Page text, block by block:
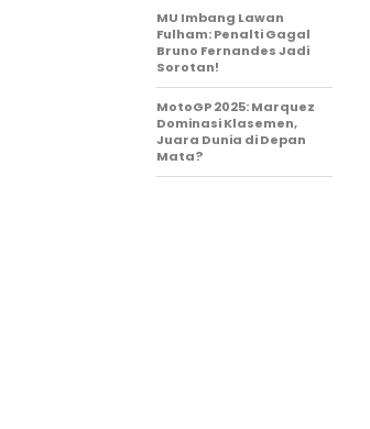
MU Imbang Lawan
Fulham: Penalti Gagal
Bruno Fernandes Jadi
Sorotan!
MotoGP 2025: Marquez
Dominasi Klasemen,
Juara Dunia di Depan
Mata?